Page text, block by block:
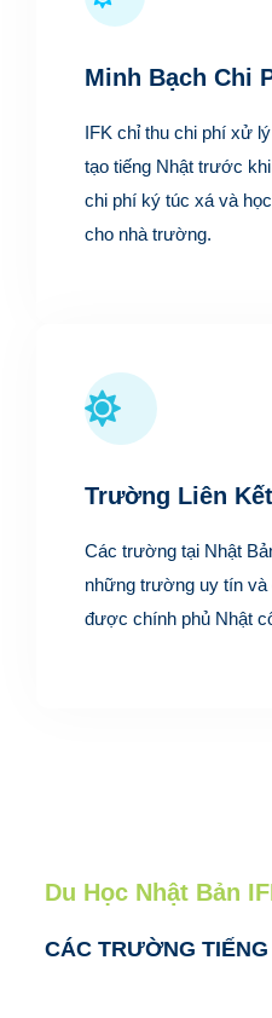
Minh Bạch Chi
IFK chỉ thu chi phí xử
tạo tiếng Nhật trước
chi phí ký túc xá và
cho nhà trường.
Trường Liên
Các trường tại Nhật
những trường uy tín và
được chính phủ Nhật
Du Học Nhật Bản
CÁC TRƯỜNG